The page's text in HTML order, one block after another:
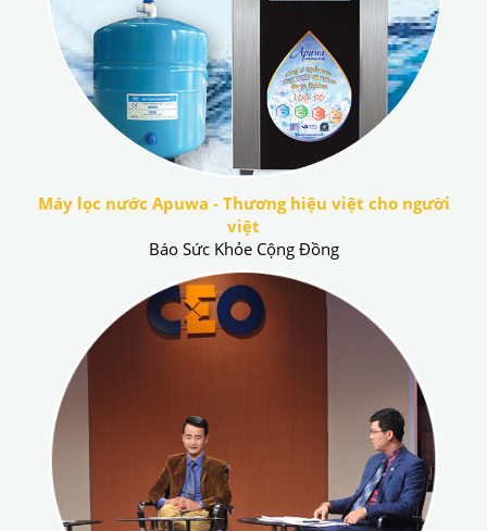
Máy lọc nước Apuwa - Thương hiệu việt cho người
việt
Báo Sức Khỏe Cộng Đồng